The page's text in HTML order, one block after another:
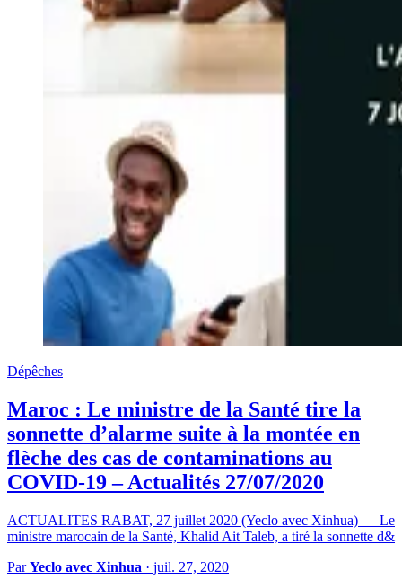
Dépêches
Maroc : Le ministre de la Santé tire la
sonnette d’alarme suite à la montée en
flèche des cas de contaminations au
COVID-19 – Actualités 27/07/2020
ACTUALITES RABAT, 27 juillet 2020 (Yeclo avec Xinhua) — Le
ministre marocain de la Santé, Khalid Ait Taleb, a tiré la sonnette d&
ParYeclo avec Xinhua · juil. 27, 2020